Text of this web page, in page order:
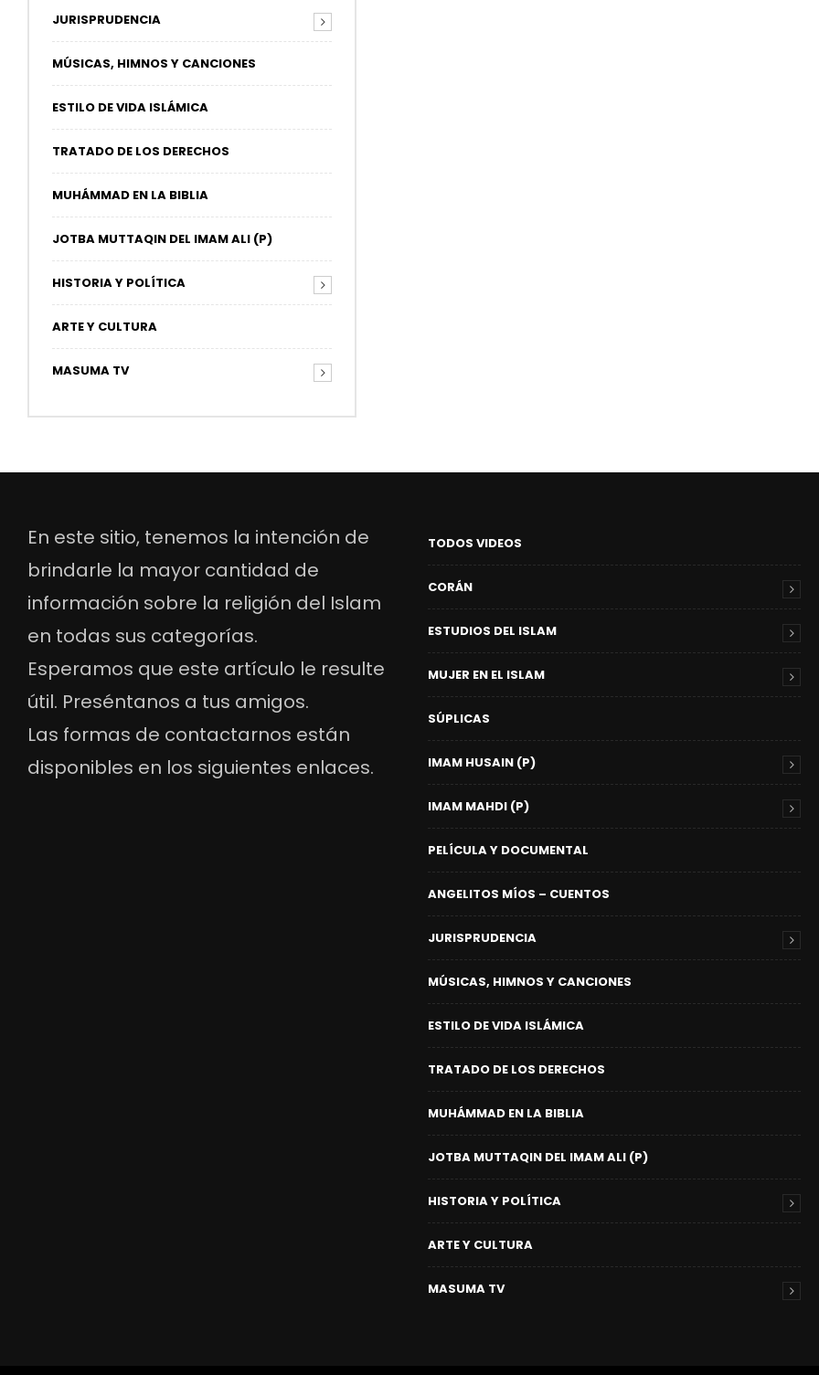
JURISPRUDENCIA
MÚSICAS, HIMNOS Y CANCIONES
ESTILO DE VIDA ISLÁMICA
TRATADO DE LOS DERECHOS
MUHÁMMAD EN LA BIBLIA
JOTBA MUTTAQIN DEL IMAM ALI (P)
HISTORIA Y POLÍTICA
ARTE Y CULTURA
MASUMA TV
En este sitio, tenemos la intención de
brindarle la mayor cantidad de
información sobre la religión del Islam
en todas sus categorías.
Esperamos que este artículo le resulte
útil. Preséntanos a tus amigos.
Las formas de contactarnos están
disponibles en los siguientes enlaces.
TODOS VIDEOS
CORÁN
ESTUDIOS DEL ISLAM
MUJER EN EL ISLAM
SÚPLICAS
IMAM HUSAIN (P)
IMAM MAHDI (P)
PELÍCULA Y DOCUMENTAL
ANGELITOS MÍOS – CUENTOS
JURISPRUDENCIA
MÚSICAS, HIMNOS Y CANCIONES
ESTILO DE VIDA ISLÁMICA
TRATADO DE LOS DERECHOS
MUHÁMMAD EN LA BIBLIA
JOTBA MUTTAQIN DEL IMAM ALI (P)
HISTORIA Y POLÍTICA
ARTE Y CULTURA
MASUMA TV